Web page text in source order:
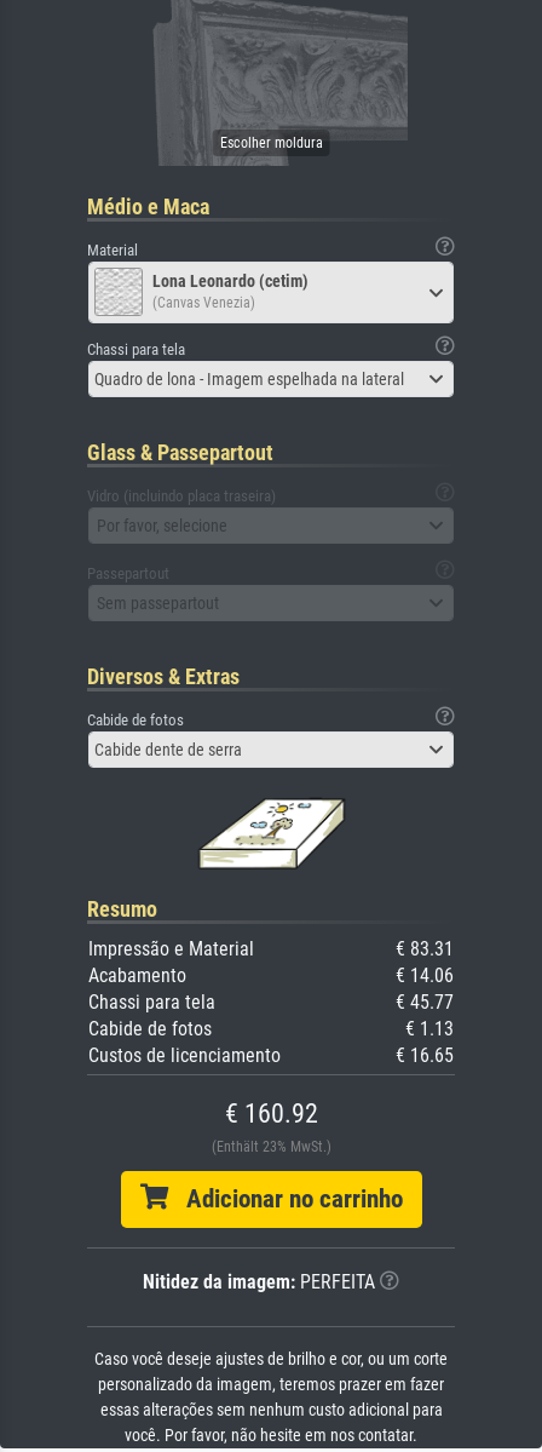
Médio e Maca
Material
Lona Leonardo (cetim)
(Canvas Venezia)
Chassi para tela
Quadro de lona - Imagem espelhada na lateral
Glass & Passepartout
Vidro (incluindo placa traseira)
Por favor, selecione
Passepartout
Sem passepartout
Diversos & Extras
Cabide de fotos
Cabide dente de serra
Resumo
Impressão e Material
€ 83.31
Acabamento
€ 14.06
Chassi para tela
€ 45.77
Cabide de fotos
€ 1.13
Custos de licenciamento
€ 16.65
€ 160.92
(Enthält 23% MwSt.)
Adicionar no carrinho
Nitidez da imagem: PERFEITA
Caso você deseje ajustes de brilho e cor, ou um corte
personalizado da imagem, teremos prazer em fazer
essas alterações sem nenhum custo adicional para
você. Por favor, não hesite em nos contatar.